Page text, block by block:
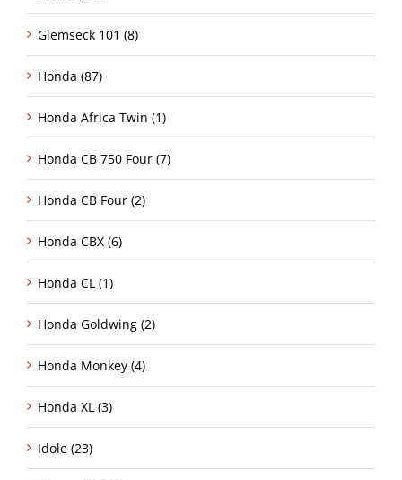
Glemseck 101 (8)
Honda (87)
Honda Africa Twin (1)
Honda CB 750 Four (7)
Honda CB Four (2)
Honda CBX (6)
Honda CL (1)
Honda Goldwing (2)
Honda Monkey (4)
Honda XL (3)
Idole (23)